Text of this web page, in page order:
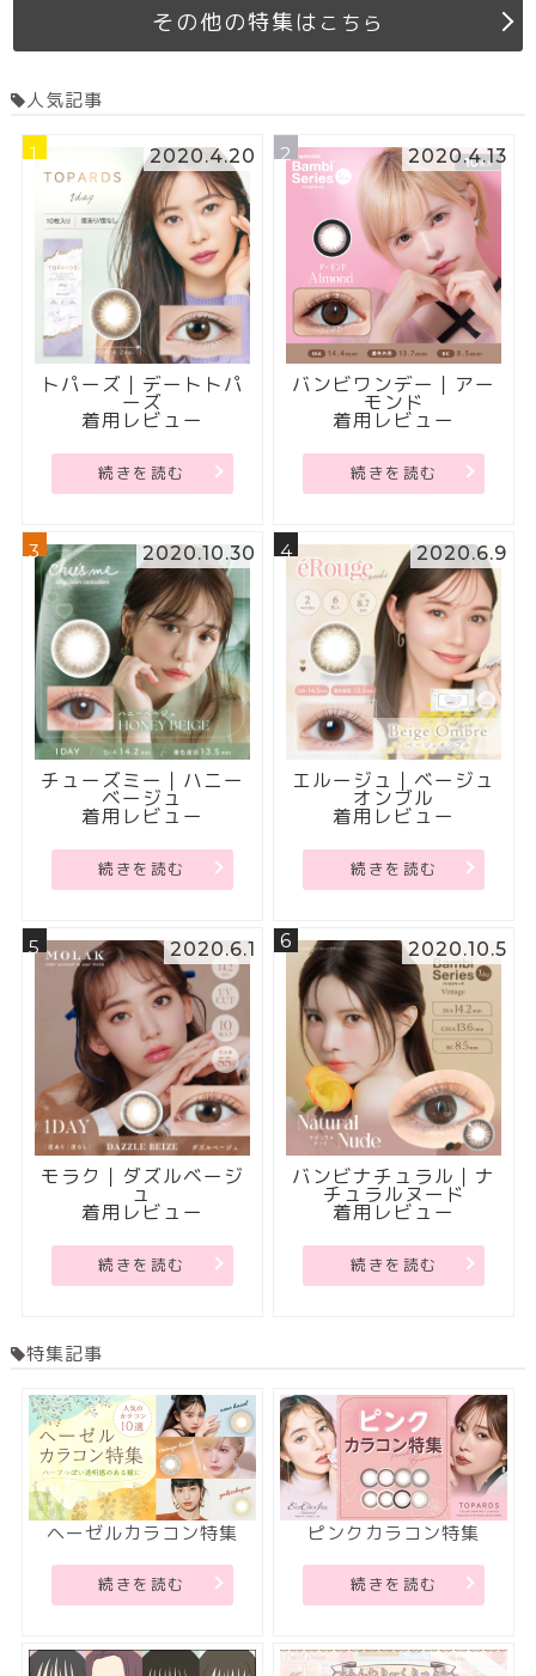
その他の特集は こちら
人気記事
1 2020.4.20
トパーズ｜デートトパ
ーズ
着用レビュー
続きを読む
2 2020.4.13
バンビワンデー｜アー
モンド
着用レビュー
続きを読む
3 2020.10.30
チューズミー｜ハニー
ベージュ
着用レビュー
続きを読む
4 2020.6.9
エルージュ｜ベージュ
オンブル
着用レビュー
続きを読む
5 2020.6.1
モラク｜ダズルベージ
ュ
着用レビュー
続きを読む
6 2020.10.5
バンビナチュラル｜ナ
チュラルヌード
着用レビュー
続きを読む
特集記事
ヘーゼルカラコン特集
続きを読む
ピンクカラコン特集
続きを読む